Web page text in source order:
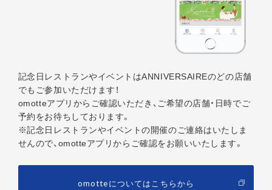
記念日レストランやイベントはANNIVERSAIREのどの店舗
でもご参加いただけます！
omotteアプリからご確認いただき、ご希望の店舗・日時でご
予約をお待ちしております。
※記念日レストランやイベントの開催のご連絡はいたしま
せんので、 omotteアプリからご確認をお願いいたします。
omotteについてはこちらから